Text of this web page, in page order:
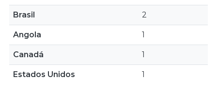
Brasil 2
Angola 1
Canadá 1
Estados Unidos 1